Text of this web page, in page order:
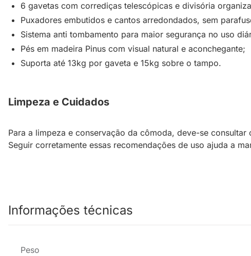
6 gavetas com corrediças telescópicas e divisória
Puxadores embutidos e cantos arredondados, sem
Sistema anti tombamento para maior segurança no uso
Pés em madeira Pinus com visual natural e aconchegante;
Suporta até 13kg por gaveta e 15kg sobre o tampo.
Limpeza e Cuidados
Para a limpeza e conservação da cômoda, deve-se
Seguir corretamente essas recomendações de uso ajuda a
Informações técnicas
Peso